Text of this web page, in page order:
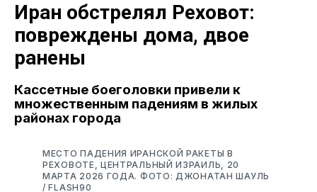
Иран обстрелял Реховот:
повреждены дома, двое
ранены
Кассетные боеголовки привели к
множественным падениям в жилых
районах города
МЕСТО ПАДЕНИЯ ИРАНСКОЙ РАКЕТЫ В
РЕХОВОТЕ, ЦЕНТРАЛЬНЫЙ ИЗРАИЛЬ, 20
МАРТА 2026 ГОДА. ФОТО: ДЖОНАТАН ШАУЛЬ
/ FLASH90